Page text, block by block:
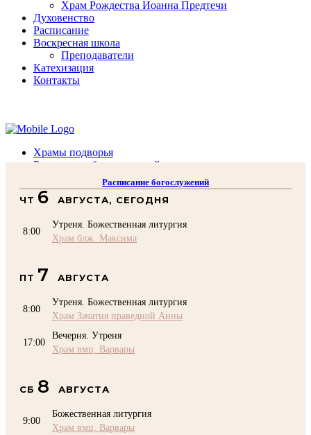
Храм Рождества Иоанна Предтечи
Духовенство
Расписание
Воскресная школа
Преподаватели
Катехизация
Контакты
Храмы подворья
Расписание богослужений
Воскресная школа
Преподаватели Воскресной школы
КОНТАКТЫ
Помочь Подворью
Расписание богослужений
ЧТ 6 АВГУСТА, СЕГОДНЯ
8:00
Утреня. Божественная литургия
Храм блж. Максима
ПТ 7 АВГУСТА
8:00
Утреня. Божественная литургия
Храм Зачатия праведной Анны
17:00
Вечерня. Утреня
Храм вмц. Варвары
СБ 8 АВГУСТА
9:00
Божественная литургия
Храм вмц. Варвары